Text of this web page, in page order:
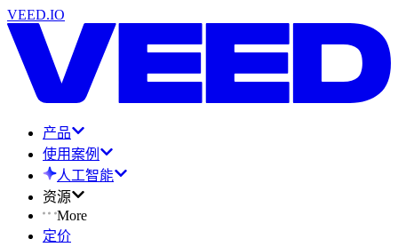
VEED.IO
产品
使用案例
人工智能
资源
More
定价